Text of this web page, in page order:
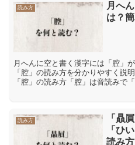
読み方
月へ
は？
月へんに空と書く漢字には「腔」
「腔」の読み方を分かりやすく説
「腔」の読み方「腔」は音読みで
読み方
「贔
「ひ
読み